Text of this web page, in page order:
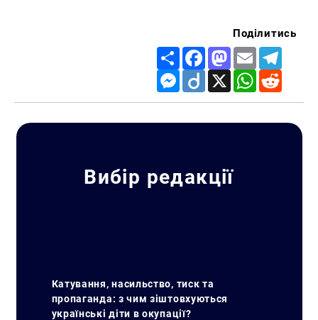
Поділитись
Share FacebookMastodon
Email
Messenger
Diigo X WhatsApp
Вибір редакції
Катування, насильство, тиск та
пропаганда: з чим зіштовхуються
українські діти в окупації?